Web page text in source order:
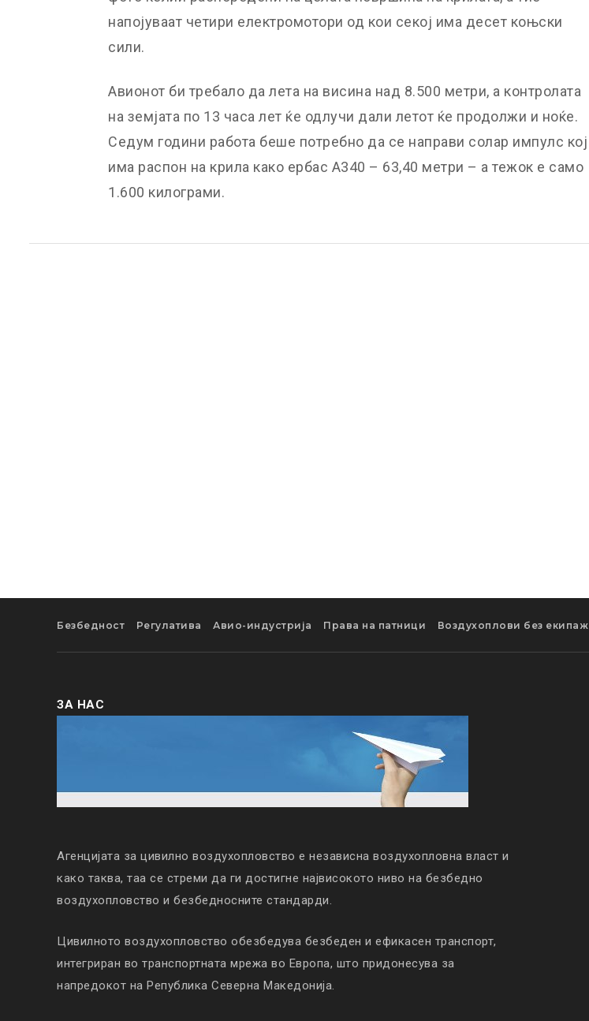
напојуваат четири електромотори од кои секој има десет коњски
сили.
Авионот би требало да лета на висина над 8.500 метри, а контролата
на земјата по 13 часа лет ќе одлучи дали летот ќе продолжи и ноќе.
Седум години работа беше потребно да се направи солар импулс кој
има распон на крила како ербас А340 – 63,40 метри – а тежок е само
1.600 килограми.
Безбедност Регулатива Авио-индустрија Права на патници Воздухоплови без екипаж
ЗА НАС
Агенцијата за цивилно воздухопловство е независна воздухопловна власт и
како таква, таа се стреми да ги достигне највисокото ниво на безбедно
воздухопловство и безбедносните стандарди.
Цивилното воздухопловство обезбедува безбеден и ефикасен транспорт,
интегриран во транспортната мрежа во Европа, што придонесува за
напредокот на Република Северна Македонија.